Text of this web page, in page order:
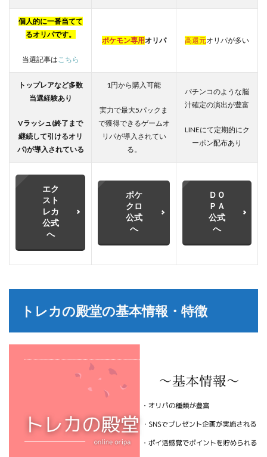
個人的に一番当てて
るオリパです。
当選記事はこちら
ポケモン専用オリパ 高還元オリパが多い
トップレアなど多数
当選経験あり
Vラッシュ(終了まで
継続して引けるオリ
パ)が導入されている
1円から購入可能
実力で最大5パックま
で獲得できるゲームオ
リパが導入されてい
る。
パチンコのような脳
汁確定の演出が豊富
LINEにて定期的にク
ーポン配布あり
エク
スト
レカ
公式
へ
ポケ
クロ
公式
へ
ＤＯ
ＰＡ
公式
へ
トレカの殿堂の基本情報・特徴